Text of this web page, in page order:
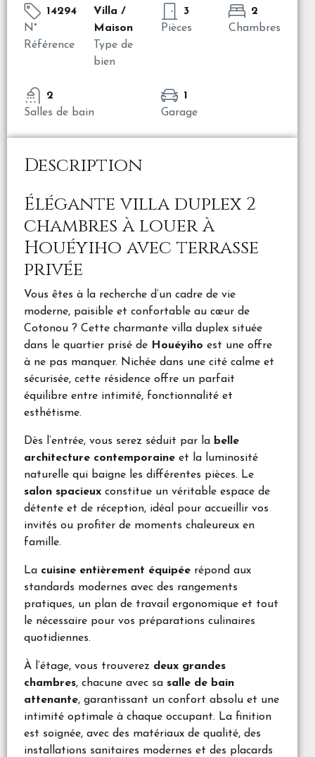
14294
N°
Référence
Villa /
Maison
Type de
bien
3
Pièces
2
Chambres
2
Salles de bain
1
Garage
Description
Élégante villa duplex 2
chambres à louer à
Houéyiho avec terrasse
privée
Vous êtes à la recherche d’un cadre de vie
moderne, paisible et confortable au cœur de
Cotonou ? Cette charmante villa duplex située
dans le quartier prisé de Houéyiho est une offre
à ne pas manquer. Nichée dans une cité calme et
sécurisée, cette résidence offre un parfait
équilibre entre intimité, fonctionnalité et
esthétisme.
Dès l’entrée, vous serez séduit par la belle
architecture contemporaine et la luminosité
naturelle qui baigne les différentes pièces. Le
salon spacieux constitue un véritable espace de
détente et de réception, idéal pour accueillir vos
invités ou profiter de moments chaleureux en
famille.
La cuisine entièrement équipée répond aux
standards modernes avec des rangements
pratiques, un plan de travail ergonomique et tout
le nécessaire pour vos préparations culinaires
quotidiennes.
À l’étage, vous trouverez deux grandes
chambres, chacune avec sa salle de bain
attenante, garantissant un confort absolu et une
intimité optimale à chaque occupant. La finition
est soignée, avec des matériaux de qualité, des
installations sanitaires modernes et des placards